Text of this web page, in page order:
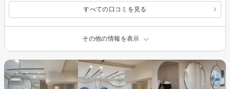
すべての口コミを見る
その他の情報を表示